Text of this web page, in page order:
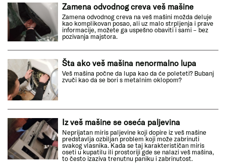
Zamena odvodnog creva veš mašine
Zamena odvodnog creva na veš mašini možda deluje
kao komplikovan posao, ali uz malo strpljenja i prave
informacije, možete ga uspešno obaviti i sami – bez
pozivanja majstora.
Šta ako veš mašina nenormalno lupa
Veš mašina počne da lupa kao da će poleteti? Bubanj
zvuči kao da se bori s metalnim oklopom?
Iz veš mašine se oseća paljevina
Neprijatan miris paljevine koji dopire iz veš mašine
predstavlja ozbiljan problem koji može zabrinuti
svakog vlasnika. Kada se taj karakterističan miris
oseti u kupatilu ili prostoriji gde se nalazi veš mašina,
to često izaziva trenutnu paniku i zabrinutost.